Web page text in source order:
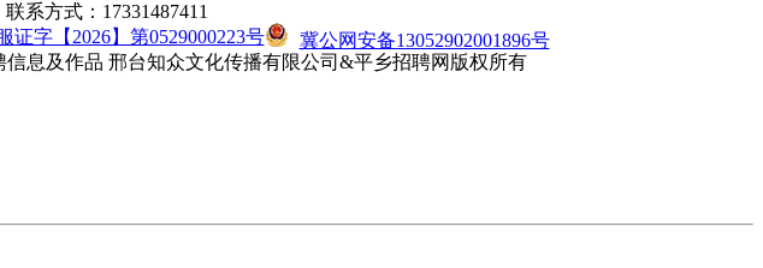
系方式：17331487411
证字【2026】第0529000223号
冀公网安备13052902001896号
息及作品 邢台知众文化传播有限公司&平乡招聘网版权所有